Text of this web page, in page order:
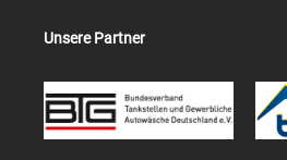
Unsere Partner